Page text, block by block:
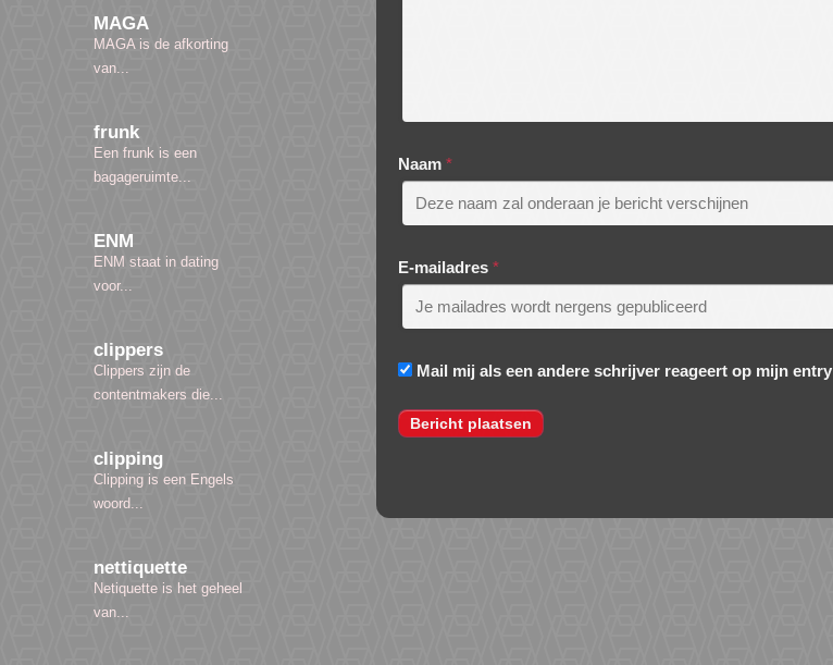
MAGA
MAGA is de afkorting
van...
frunk
Een frunk is een
bagageruimte...
ENM
ENM staat in dating
voor...
clippers
Clippers zijn de
contentmakers die...
clipping
Clipping is een Engels
woord...
nettiquette
Netiquette is het geheel
van...
Naam *
E-mailadres *
Mail mij als een andere schrijver reageert op mijn entry